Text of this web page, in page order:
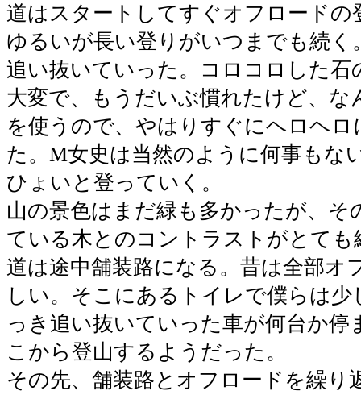
道はスタートしてすぐオフロードの
ゆるいが長い登りがいつまでも続く
追い抜いていった。コロコロした石
大変で、もうだいぶ慣れたけど、な
を使うので、やはりすぐにヘロヘ
た。M女史は当然のように何事もな
ひょいと登っていく。
山の景色はまだ緑も多かったが、そ
ている木とのコントラストがとても
道は途中舗装路になる。昔は全部オ
しい。そこにあるトイレで僕らは少
っき追い抜いていった車が何台か停
こから登山するようだった。
その先、舗装路とオフロードを繰り